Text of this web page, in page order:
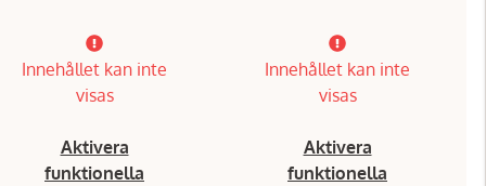
Innehållet kan inte
visas
Aktivera
funktionella
Innehållet kan inte
visas
Aktivera
funktionella